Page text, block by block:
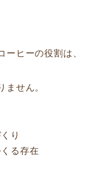
ーヒーの役割は、
ません。
り
る存在